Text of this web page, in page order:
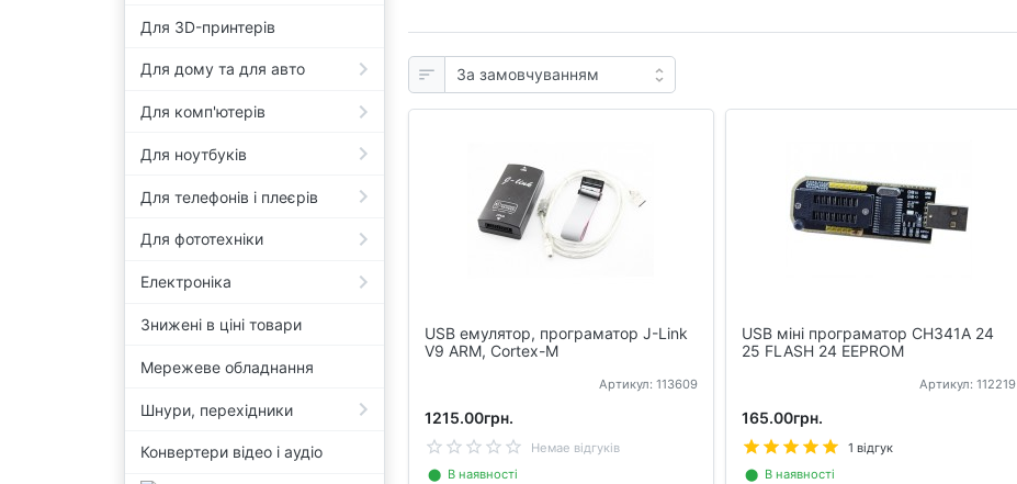
Для 3D-принтерів
Для дому та для авто
Для комп'ютерів
Для ноутбуків
Для телефонів і плеєрів
Для фототехніки
Електроніка
Знижені в ціні товари
Мережеве обладнання
Шнури, перехідники
Конвертери відео і аудіо
USB емулятор, програматор J-Link
V9 ARM, Cortex-M
Артикул: 113609
1215.00грн.
Немае відгуків
⬤ В наявності
USB міні програматор CH341A 24
25 FLASH 24 EEPROM
Артикул: 112219
165.00грн.
1 відгук
⬤ В наявності